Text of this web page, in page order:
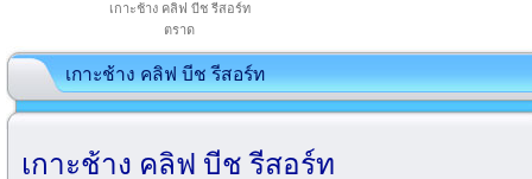
เกาะช้าง คลิฟ บีช รีสอร์ท
ตราด
เกาะช้าง คลิฟ บีช รีสอร์ท
เกาะช้าง คลิฟ บีช รีสอร์ท